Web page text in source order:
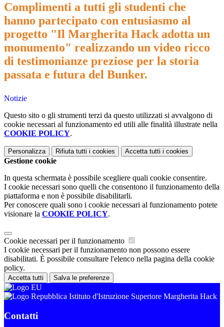
Complimenti a tutti gli studenti che
hanno partecipato con entusiasmo al
progetto "Il Margherita Hack adotta un
monumento" realizzando un video ricco
di testimonianze preziose per la storia
passata e futura del Bunker.
Notizie
Questo sito o gli strumenti terzi da questo utilizzati si avvalgono di
cookie necessari al funzionamento ed utili alle finalità illustrate nella
COOKIE POLICY.
Personalizza Rifiuta tutti i cookies Accetta tutti i cookies
Gestione cookie
In questa schermata è possibile scegliere quali cookie consentire.
I cookie necessari sono quelli che consentono il funzionamento della
piattaforma e non è possibile disabilitarli.
Per conoscere quali sono i cookie necessari al funzionamento potete
visionare la COOKIE POLICY.
Cookie necessari per il funzionamento
I cookie necessari per il funzionamento non possono essere
disabilitati. È possibile consultare l'elenco nella pagina della cookie
policy.
Accetta tutti Salva le preferenze
Istituto d'Istruzione Superiore Margherita Hack
Contatti